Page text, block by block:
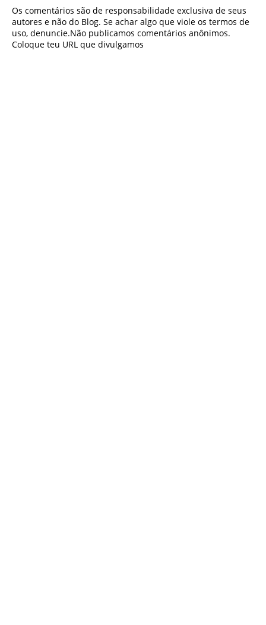
Os comentários são de responsabilidade exclusiva de seus
autores e não do Blog. Se achar algo que viole os termos de
uso, denuncie.Não publicamos comentários anônimos.
Coloque teu URL que divulgamos